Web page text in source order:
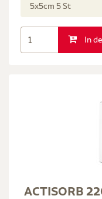
5x5cm 5 St
In
ACTISORB